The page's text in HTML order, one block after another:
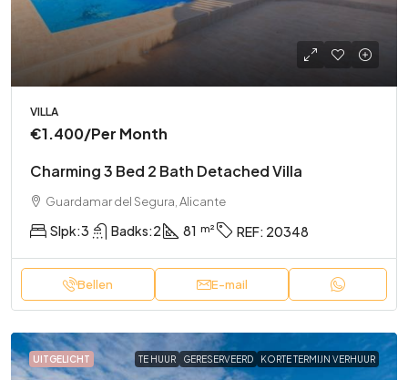
VILLA
€1.400/Per Month
Charming 3 Bed 2 Bath Detached Villa
Guardamar del Segura, Alicante
Slpk:3 Badks:2 81 REF: 20348
Bellen E-mail
UITGELICHT TE HUUR GERESERVEERD KORTE TERMIJN VERHUUR